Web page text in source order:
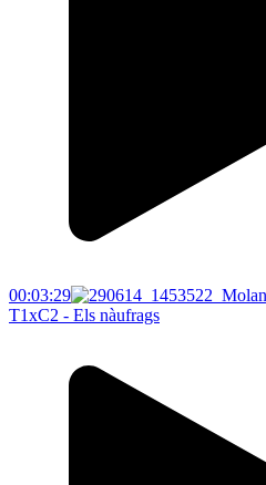
00:03:29
T1xC2 - Els nàufrags